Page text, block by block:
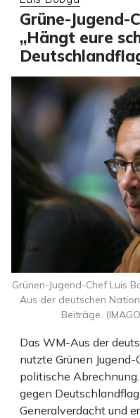
Grüne-Jugend-
„Hängt eure
Das WM-Aus der
nutzte Grünen
politische
gegen
Generalverdacht und
Grünen-Jugend-Chef Luis
Aus der deutschen
Beiträge.